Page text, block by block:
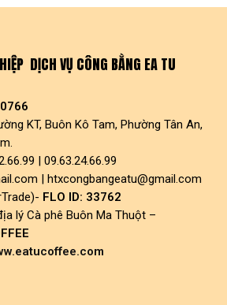
DỊCH VỤ CÔNG BẰNG EA TU
KT, Buôn Kô Tam, Phường Tân An,
| 09.63.24.66.99
| htxcongbangeatu@gmail.com
FLO ID: 33762
lý Cà phê Buôn Ma Thuột –